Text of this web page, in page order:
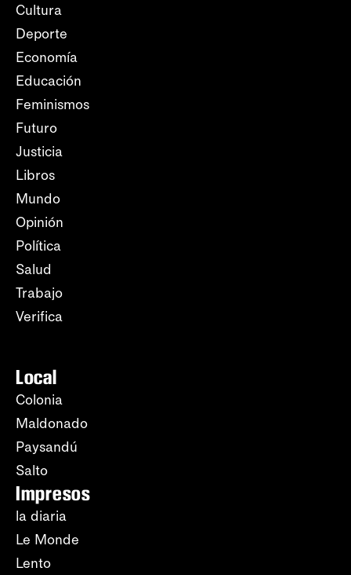
Cultura
Deporte
Economía
Educación
Feminismos
Futuro
Justicia
Libros
Mundo
Opinión
Política
Salud
Trabajo
Verifica
Local
Colonia
Maldonado
Paysandú
Salto
Impresos
la diaria
Le Monde
Lento